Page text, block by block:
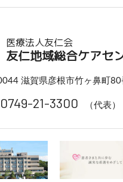
医療法人友仁会
友仁地域総合ケアセ
滋賀県彦根市竹ヶ鼻町80
0749-21-3300 （代表）